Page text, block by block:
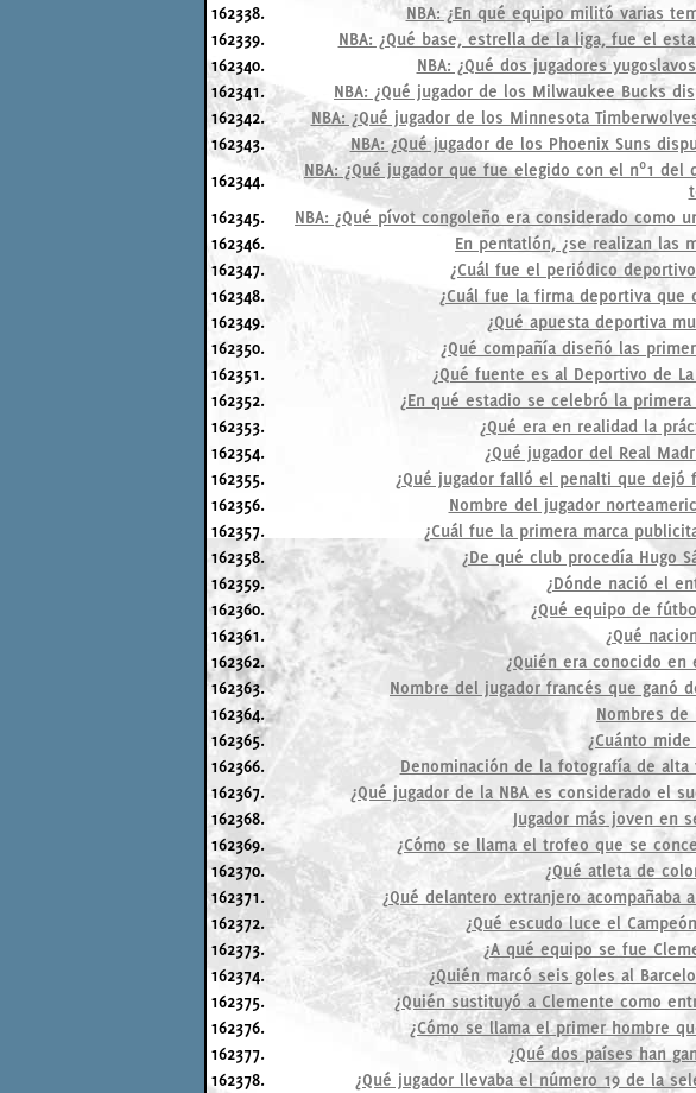
162338.
NBA: ¿En qué equipo militó varias
162339.
NBA: ¿Qué base, estrella de la liga, fue el
162340.
NBA: ¿Qué dos jugadores
162341.
NBA: ¿Qué jugador de los Milwaukee Bucks
162342.
NBA: ¿Qué jugador de los Minnesota
162343.
NBA: ¿Qué jugador de los Phoenix Suns
162344.
NBA: ¿Qué jugador que fue elegido con el nº1
162345.
NBA: ¿Qué pívot congoleño era considerado como
162346.
En pentatlón, ¿se realizan las
162347.
¿Cuál fue el periódico
162348.
¿Cuál fue la firma deportiva que
162349.
¿Qué apuesta deportiva
162350.
¿Qué compañía diseñó las
162351.
¿Qué fuente es al Deportivo de
162352.
¿En qué estadio se celebró la
162353.
¿Qué era en realidad la
162354.
¿Qué jugador del Real
162355.
¿Qué jugador falló el penalti que dejó
162356.
Nombre del jugador
162357.
¿Cuál fue la primera marca
162358.
¿De qué club procedía Hugo
162359.
¿Dónde nació el
162360.
¿Qué equipo de
162361.
¿Qué
162362.
¿Quién era conocido
162363.
Nombre del jugador francés que ganó
162364.
Nombres de
162365.
¿Cuánto
162366.
Denominación de la fotografía de
162367.
¿Qué jugador de la NBA es considerado el
162368.
Jugador más joven en
162369.
¿Cómo se llama el trofeo que se
162370.
¿Qué atleta de
162371.
¿Qué delantero extranjero acompañaba
162372.
¿Qué escudo luce el
162373.
¿A qué equipo se fue
162374.
¿Quién marcó seis goles al
162375.
¿Quién sustituyó a Clemente como
162376.
¿Cómo se llama el primer hombre
162377.
¿Qué dos países han
162378.
¿Qué jugador llevaba el número 19 de la